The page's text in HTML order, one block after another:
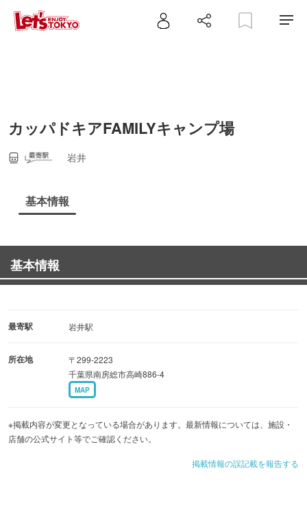
カッパドキアFAMILYキャンプ場
岩井
基本情報
基本情報
最寄駅 岩井駅
所在地
〒299-2223
千葉県南房総市高崎886-4
MAP
※掲載内容が変更となっている場合があります。最新情報については、施設・
店舗の公式サイト等でご確認ください。
掲載情報の誤記載を報告する